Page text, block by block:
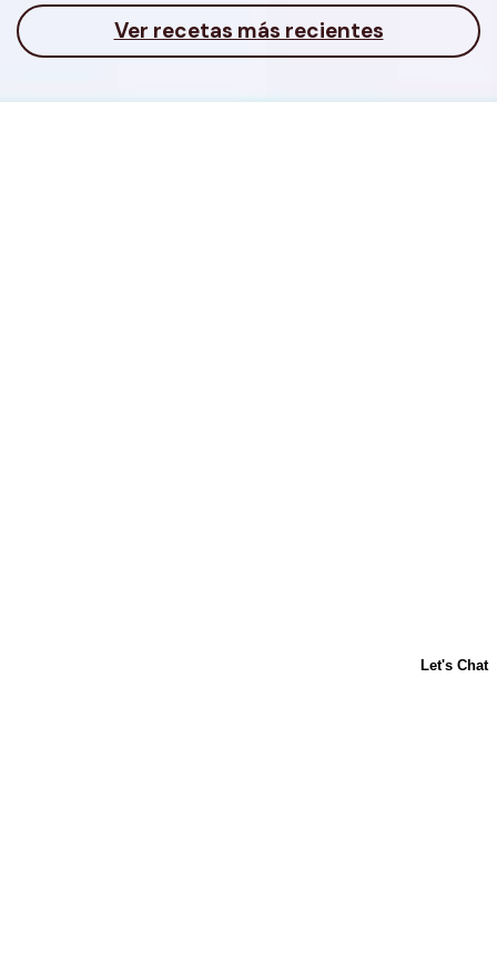
Ver recetas más recientes